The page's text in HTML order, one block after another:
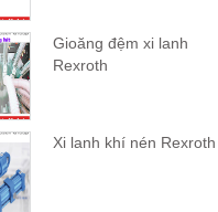
Gioăng đệm xi lanh
Rexroth
Xi lanh khí nén Rexroth